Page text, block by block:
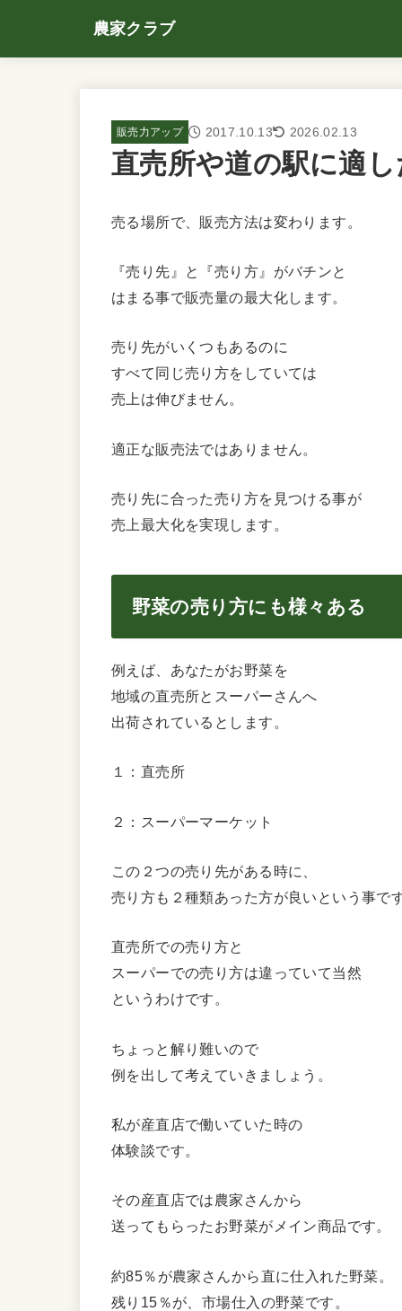
農家クラブ
販売力アップ 2017.10.13 2026.02.13
直売所や道の駅に適
売る場所で、販売方法は変わります。
『売り先』と『売り方』がバチンと
はまる事で販売量の最大化します。
売り先がいくつもあるのに
すべて同じ売り方をしていては
売上は伸びません。
適正な販売法ではありません。
売り先に合った売り方を見つける事が
売上最大化を実現します。
野菜の売り方にも様々ある
例えば、あなたがお野菜を
地域の直売所とスーパーさんへ
出荷されているとします。
１：直売所
２：スーパーマーケット
この２つの売り先がある時に、
売り方も２種類あった方が良いという事で
直売所での売り方と
スーパーでの売り方は違っていて当然
というわけです。
ちょっと解り難いので
例を出して考えていきましょう。
私が産直店で働いていた時の
体験談です。
その産直店では農家さんから
送ってもらったお野菜がメイン商品です。
約85％が農家さんから直に仕入れた野菜。
残り15％が、市場仕入の野菜です。